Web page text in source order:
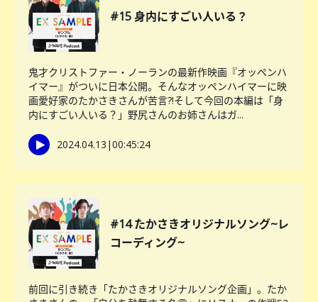
#15 身内にすごい人いる？
鬼才クリストファー・ノーランの最新作映画『オッペンハ
イマー』がついに日本公開。そんなオッペンハイマーに映
画愛好家のたかさきさんが苦言?!そして今回の本編は「身
内にすごい人いる？」野尻さんのお姉さんはガ...
2024.04.13 |00:45:24
#14 たかさきオリジナルソング~レ
コーディング~
前回に引き続き「たかさきオリジナルソング企画」。たか